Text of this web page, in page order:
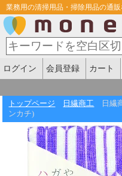
業務用の清掃用品・掃除用品の通
ログイン 会員登録 カート
トップページ 日繊商工
日繊
ンカチ)